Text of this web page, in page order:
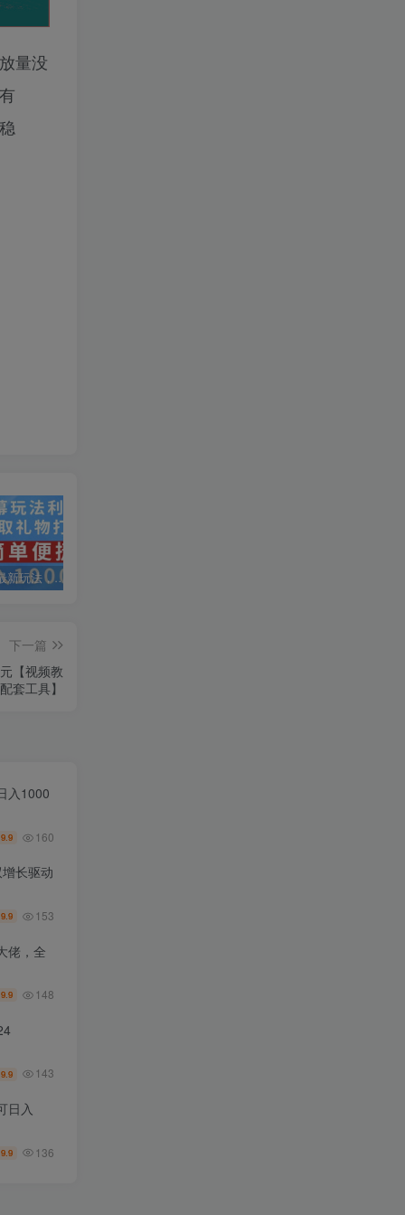
量没
抖音弹幕最新玩法，利用粉丝好奇心赚取礼物打赏，轻松日入1000+
下一篇
【视频教
套工具】
入1000
9.9 160
长驱动
9.9 153
佬，全
9.9 148
9.9 143
日入
9.9 136